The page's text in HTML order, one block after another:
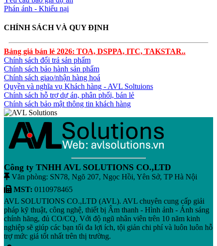
Phán ánh - Khiếu nại
CHÍNH SÁCH VÀ QUY ĐỊNH
Bảng giá bán lẻ 2026: TOA, DSPPA, ITC, TAKSTAR..
Chính sách đổi trả sản phẩm
Chính sách bảo hành sản phẩm
Chính sách giao/nhận hàng hoá
Quyền và nghĩa vụ Khách hàng - AVL Soltuions
Chính sách hỗ trợ dự án, phân phối, bán lẻ
Chính sách bảo mật thông tin khách hàng
Công ty TNHH AVL SOLUTIONS CO.,LTD
Văn phòng: SN78, Ngõ 207, Ngọc Hồi, Yên Sở, TP Hà Nội
MST: 0110978465
AVL SOLUTIONS CO.,LTD (AVL). AVL chuyên cung cấp giải
pháp kỹ thuật, công nghệ, thiết bị Âm thanh - Hình ảnh - Ánh sáng
chính hãng, đủ CO/CQ, Với độ ngũ nhân viên trên 10 năm kinh
nghiệp sẽ giúp các bạn tối đa lợi ích, tội giản chi phí và luôn luôn hỗ
trợ mức giá tốt nhất trên thị trường.